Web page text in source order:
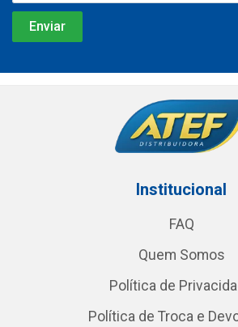
Institucional
FAQ
Quem Somos
Política de
Política de Troca e